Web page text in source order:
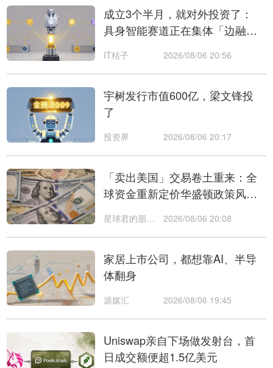
成立3个半月，就对外投资了：
具身智能赛道正在集体「边融边
IT桔子 2026/08/06 20:56
宇树发行市值600亿，梁文锋投
了
投资界 2026/08/06 20:17
「卖出美国」交易卷土重来：全
球资金重新定价华盛顿政策风
星球君的朋友们 2026/08/06 20:08
家居上市公司，都想靠AI、半导
体翻身
源媒汇 2026/08/06 19:45
Uniswap亲自下场做发射台，首
日成交额便超1.5亿美元